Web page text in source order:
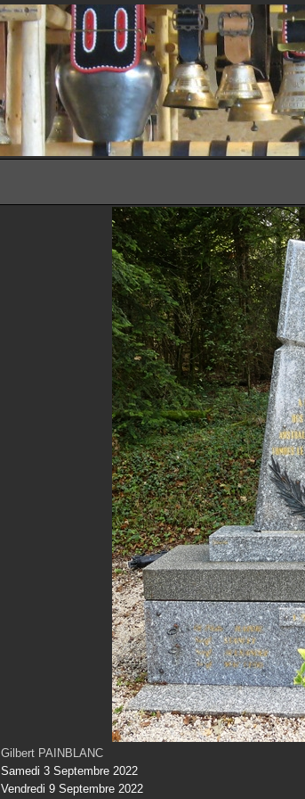
Gilbert PAINBLANC
Samedi 3 Septembre 2022
Vendredi 9 Septembre 2022